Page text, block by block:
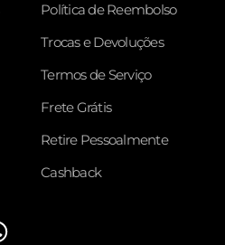
Política de Reembolso
Trocas e Devoluções
Termos de Serviço
Frete Grátis
Retire Pessoalmente
Cashback